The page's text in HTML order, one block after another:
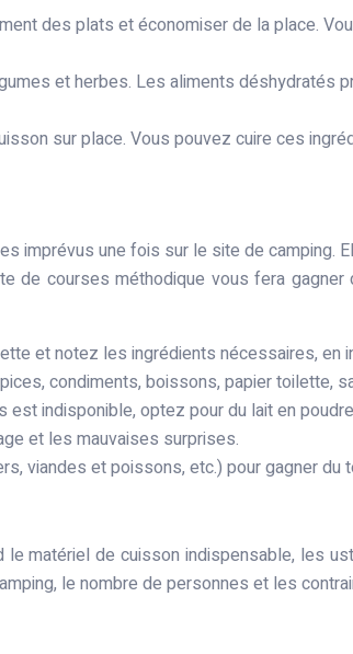
des plats et économiser de la place.
et herbes. Les aliments déshydratés
sur place. Vous pouvez cuire ces
une fois sur le site de camping.
de courses méthodique vous fera
et notez les ingrédients nécessaires, en
condiments, boissons, papier toilette,
indisponible, optez pour du lait en
et les mauvaises surprises.
viandes et poissons, etc.) pour gagner du
matériel de cuisson indispensable, les
le nombre de personnes et les